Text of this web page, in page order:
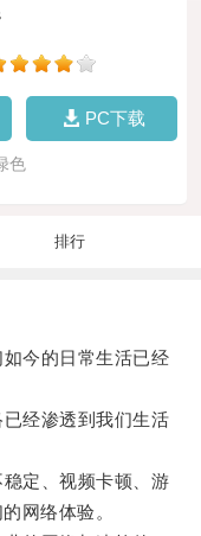
PC下载
色
排行
今的日常生活已经
经渗透到我们生活
定、视频卡顿、游
网络体验。